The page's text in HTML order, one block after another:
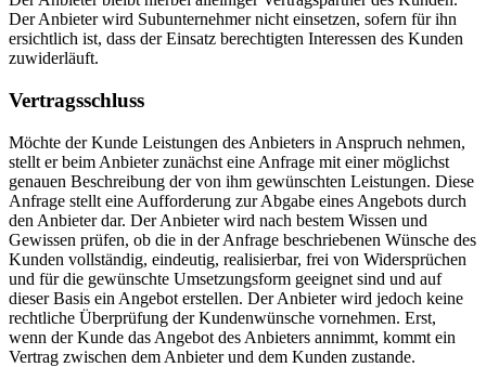
Der Anbieter wird Subunternehmer nicht einsetzen, sofern für ihn
ersichtlich ist, dass der Einsatz berechtigten Interessen des Kunden
zuwiderläuft.
Vertragsschluss
Möchte der Kunde Leistungen des Anbieters in Anspruch nehmen,
stellt er beim Anbieter zunächst eine Anfrage mit einer möglichst
genauen Beschreibung der von ihm gewünschten Leistungen. Diese
Anfrage stellt eine Aufforderung zur Abgabe eines Angebots durch
den Anbieter dar. Der Anbieter wird nach bestem Wissen und
Gewissen prüfen, ob die in der Anfrage beschriebenen Wünsche des
Kunden vollständig, eindeutig, realisierbar, frei von Widersprüchen
und für die gewünschte Umsetzungsform geeignet sind und auf
dieser Basis ein Angebot erstellen. Der Anbieter wird jedoch keine
rechtliche Überprüfung der Kundenwünsche vornehmen. Erst,
wenn der Kunde das Angebot des Anbieters annimmt, kommt ein
Vertrag zwischen dem Anbieter und dem Kunden zustande.